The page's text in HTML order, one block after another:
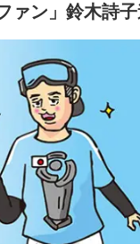
ァン」鈴木詩